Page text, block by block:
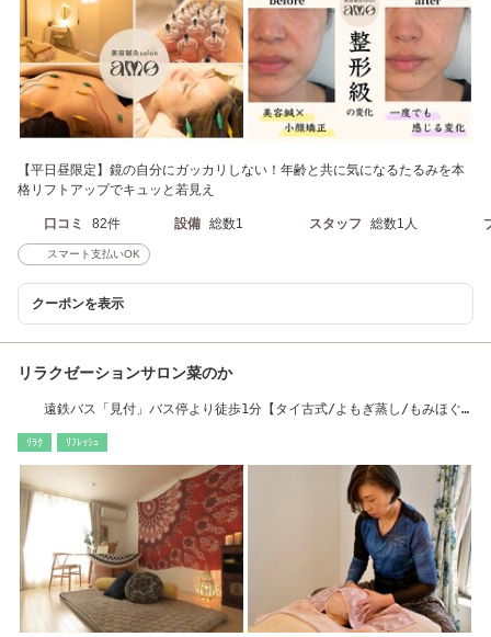
【平日昼限定】鏡の自分にガッカリしない！年齢と共に気になるたるみを本
格リフトアップでキュッと若見え
口コミ 82件 設備 総数1 スタッフ 総数1人
スマート支払いOK
クーポンを表示
リラクゼーションサロン菜のか
遠鉄バス「見付」バス停より徒歩1分【タイ古式/よもぎ蒸し/もみほぐ
ﾘﾗｸ ﾘﾌﾚｯｼｭ